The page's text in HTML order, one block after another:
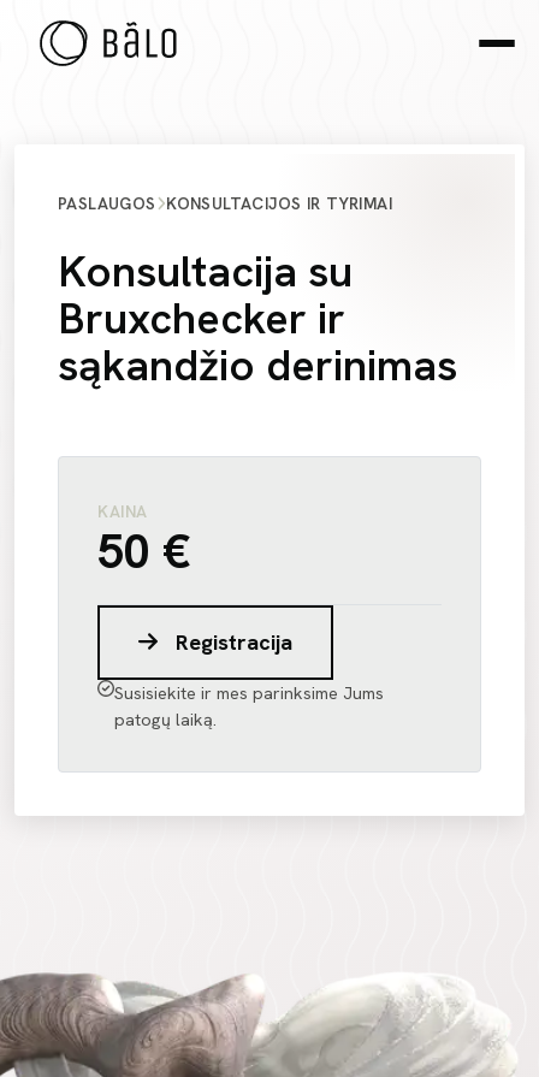
PASLAUGOS KONSULTACIJOS IR TYRIMAI
Konsultacija su
Bruxchecker ir
sąkandžio derinimas
KAINA
50 €
Registracija
Susisiekite ir mes parinksime Jums
patogų laiką.